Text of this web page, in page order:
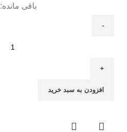
باقی مانده:
افزودن به سبد خرید